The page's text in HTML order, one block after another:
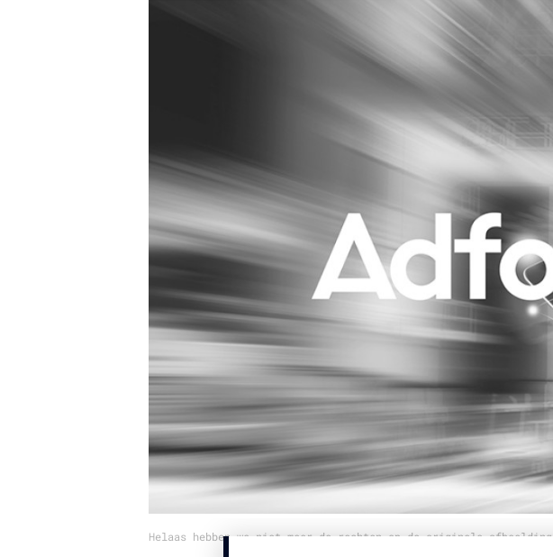
Influencer marketing
Interne communicatie
Helaas hebben we niet meer de rechten op de originele afbeelding